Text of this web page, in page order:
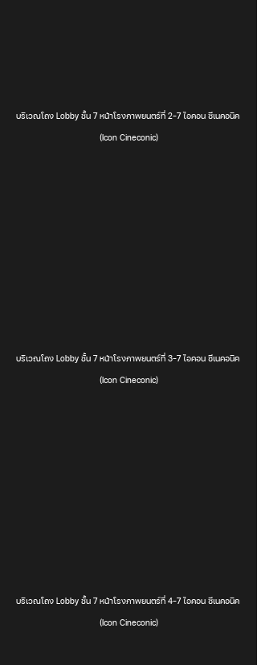
บริเวณโถง Lobby ชั้น 7 หน้าโรงภาพยนตร์ที่ 2-7 ไอคอน ซีเนคอนิค
(Icon Cineconic)
บริเวณโถง Lobby ชั้น 7 หน้าโรงภาพยนตร์ที่ 3-7 ไอคอน ซีเนคอนิค
(Icon Cineconic)
บริเวณโถง Lobby ชั้น 7 หน้าโรงภาพยนตร์ที่ 4-7 ไอคอน ซีเนคอนิค
(Icon Cineconic)